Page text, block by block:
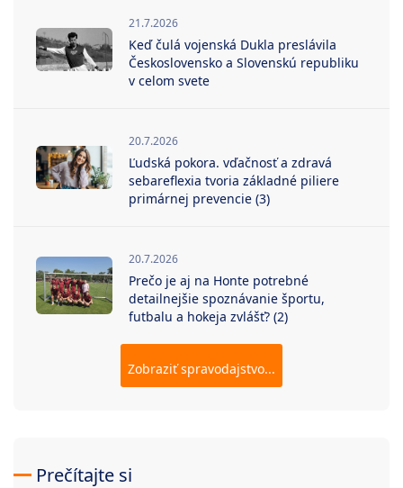
21.7.2026
Keď čulá vojenská Dukla preslávila
Československo a Slovenskú republiku
v celom svete
20.7.2026
Ľudská pokora. vďačnosť a zdravá
sebareflexia tvoria základné piliere
primárnej prevencie (3)
20.7.2026
Prečo je aj na Honte potrebné
detailnejšie spoznávanie športu,
futbalu a hokeja zvlášť? (2)
Zobraziť spravodajstvo...
Prečítajte si